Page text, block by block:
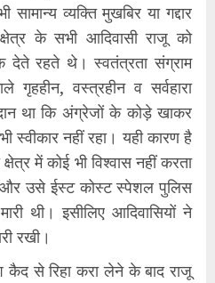
व्यक्ति मुखबिर या गद्दार
के सभी आदिवासी राजू को
रहते थे। स्वतंत्रता संग्राम
वस्त्रहीन व सर्वहारा
था कि अंग्रेजों के कोड़े खाकर
स्वीकार नहीं रहा। यही कारण है
में कोई भी विश्वास नहीं करता
और उसे ईस्ट कोस्ट स्पेशल पुलिस
थी। इसीलिए आदिवासियों ने
रखी।
कैद से रिहा करा लेने के बाद राजू